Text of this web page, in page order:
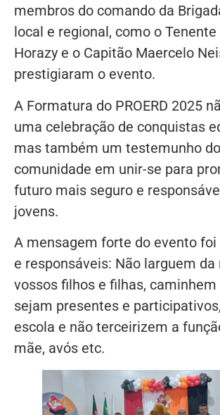
membros do comando da
local e regional, como o
Horazy e o Capitão Maercelo
prestigiaram o evento.
A Formatura do PROERD 2025
uma celebração de conquistas
mas também um testemunho
comunidade em unir-se para
futuro mais seguro e
jovens.
A mensagem forte do evento foi
e responsáveis: Não larguem da
vossos filhos e filhas, caminhem
sejam presentes e
escola e não terceirizem a
mãe, avós etc.